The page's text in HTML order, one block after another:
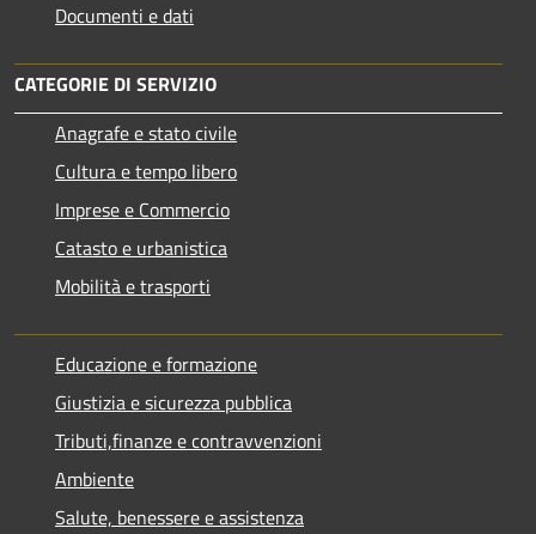
Documenti e dati
CATEGORIE DI SERVIZIO
Anagrafe e stato civile
Cultura e tempo libero
Imprese e Commercio
Catasto e urbanistica
Mobilità e trasporti
Educazione e formazione
Giustizia e sicurezza pubblica
Tributi,finanze e contravvenzioni
Ambiente
Salute, benessere e assistenza